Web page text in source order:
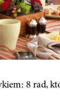
8 rad,